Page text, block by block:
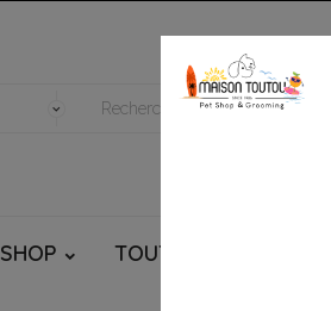
SHOP TOUTOU® HANDMADE